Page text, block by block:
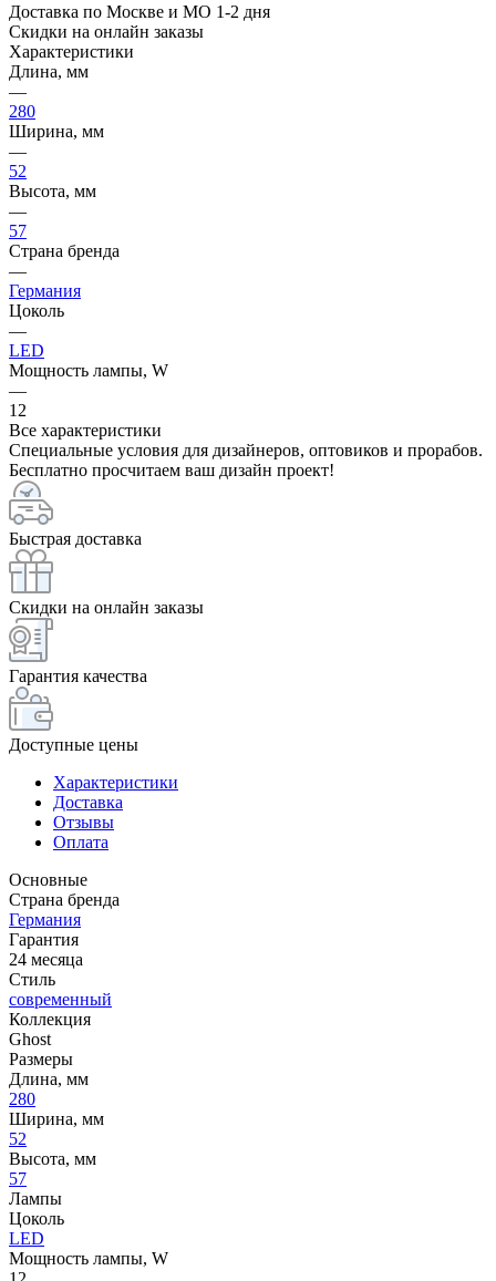
Доставка по Москве и МО 1-2 дня
Скидки на онлайн заказы
Характеристики
Длина, мм
—
280
Ширина, мм
—
52
Высота, мм
—
57
Страна бренда
—
Германия
Цоколь
—
LED
Мощность лампы, W
—
12
Все характеристики
Специальные условия для дизайнеров, оптовиков и прорабов.
Бесплатно просчитаем ваш дизайн проект!
Быстрая доставка
Скидки на онлайн заказы
Гарантия качества
Доступные цены
Характеристики
Доставка
Отзывы
Оплата
Основные
Страна бренда
Германия
Гарантия
24 месяца
Стиль
современный
Коллекция
Ghost
Размеры
Длина, мм
280
Ширина, мм
52
Высота, мм
57
Лампы
Цоколь
LED
Мощность лампы, W